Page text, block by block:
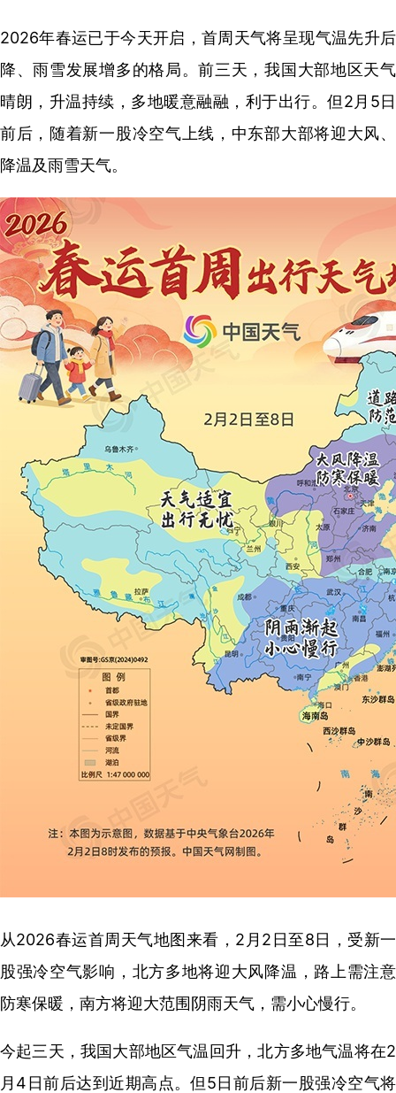
2026年春运已于今天开启，首周天气将呈现气温先升后
降、雨雪发展增多的格局。前三天，我国大部地区天气
晴朗，升温持续，多地暖意融融，利于出行。但2月5日
前后，随着新一股冷空气上线，中东部大部将迎大风、
降温及雨雪天气。
从2026春运首周天气地图来看，2月2日至8日，受新一
股强冷空气影响，北方多地将迎大风降温，路上需注意
防寒保暖，南方将迎大范围阴雨天气，需小心慢行。
今起三天，我国大部地区气温回升，北方多地气温将在2
月4日前后达到近期高点。但5日前后新一股强冷空气将